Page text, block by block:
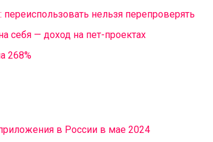
нельзя перепроверять
себя — доход на пет-проектах
268%
в России в мае 2024